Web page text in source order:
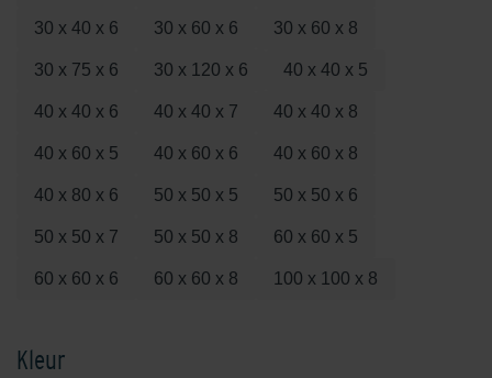
30 x 40 x 6 30 x 60 x 6 30 x 60 x 8
30 x 75 x 6 30 x 120 x 6 40 x 40 x 5
40 x 40 x 6 40 x 40 x 7 40 x 40 x 8
40 x 60 x 5 40 x 60 x 6 40 x 60 x 8
40 x 80 x 6 50 x 50 x 5 50 x 50 x 6
50 x 50 x 7 50 x 50 x 8 60 x 60 x 5
60 x 60 x 6 60 x 60 x 8 100 x 100 x 8
Kleur